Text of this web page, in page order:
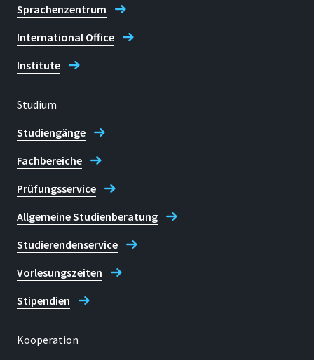
Sprachenzentrum
International Office
Institute
Studium
Studiengänge
Fachbereiche
Prüfungsservice
Allgemeine Studienberatung
Studierendenservice
Vorlesungszeiten
Stipendien
Kooperation